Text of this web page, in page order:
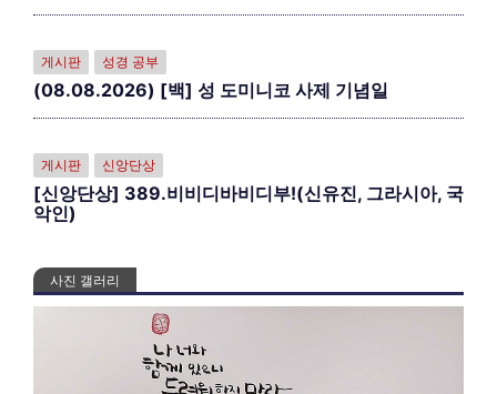
게시판 성경 공부
(08.08.2026) [백] 성 도미니코 사제 기념일
게시판 신앙단상
[신앙단상] 389.비비디바비디부!(신유진, 그라시아, 국
악인)
사진 갤러리